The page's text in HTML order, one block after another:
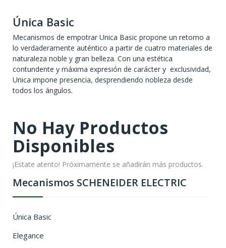
Mecanismos SCHENEIDER ELECTRIC
Única Basic
Elegance
Única Basic
Mecanismos de empotrar Unica Basic propone un retorno a
lo verdaderamente auténtico a partir de cuatro materiales de
naturaleza noble y gran belleza. Con una estética
contundente y máxima expresión de carácter y exclusividad,
Unica impone presencia, desprendiendo nobleza desde
todos los ángulos.
No Hay Productos
Disponibles
¡Estate atento! Próximamente se añadirán más productos.